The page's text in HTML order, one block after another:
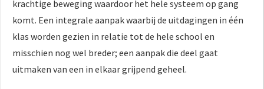
krachtige beweging waardoor het hele systeem op gang
komt. Een integrale aanpak waarbij de uitdagingen in één
klas worden gezien in relatie tot de hele school en
misschien nog wel breder; een aanpak die deel gaat
uitmaken van een in elkaar grijpend geheel.
de
Hierdoor
website-